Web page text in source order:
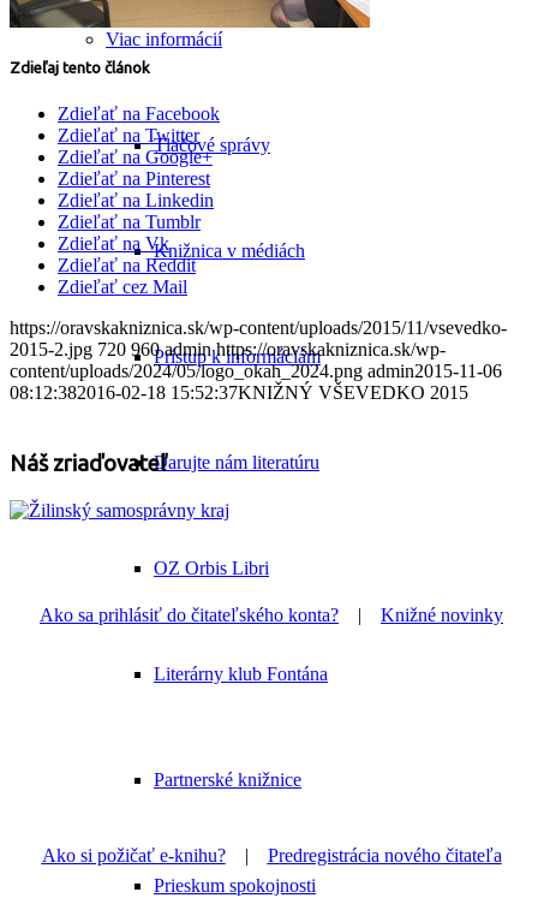
Viac informácií
Tlačové správy
Knižnica v médiách
Prístup k informáciám
Darujte nám literatúru
OZ Orbis Libri
Literárny klub Fontána
Partnerské knižnice
Prieskum spokojnosti
Zdieľaj tento článok
Zdieľať na Facebook
Zdieľať na Twitter
Zdieľať na Google+
Zdieľať na Pinterest
Zdieľať na Linkedin
Zdieľať na Tumblr
Zdieľať na Vk
Zdieľať na Reddit
Zdieľať cez Mail
https://oravskakniznica.sk/wp-content/uploads/2015/11/vsevedko-
2015-2.jpg 720 960 admin https://oravskakniznica.sk/wp-
content/uploads/2024/05/logo_okah_2024.png admin2015-11-06
08:12:382016-02-18 15:52:37KNIŽNÝ VŠEVEDKO 2015
Náš zriaďovateľ
Ako sa prihlásiť do čitateľského konta? | Knižné novinky
Ako si požičať e-knihu?| Predregistrácia nového čitateľa